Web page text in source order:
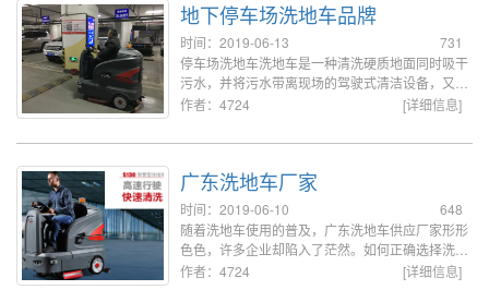
地下停车场洗地车品牌
731
时间：2019-06-13
停车场洗地车洗地车是一种清洗硬质地面同时吸干
污水，并将污水带离现场的驾驶式清洁设备，又叫
驾驶式洗地机，这类利用水工作的机器需要每天或
[详细信息]
作者：4724
广东洗地车厂家
648
时间：2019-06-10
随着洗地车使用的普及，广东洗地车供应厂家形形
色色，许多企业却陷入了茫然。如何正确选择洗地
车，挑选稳定的供应厂家，是一门值得研究的课
[详细信息]
作者：4724